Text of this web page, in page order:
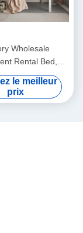
Wholesale
Rental Bed,
Dormitory Bed,
Thickened Bunk
Elevated Bed
le meilleur
prix